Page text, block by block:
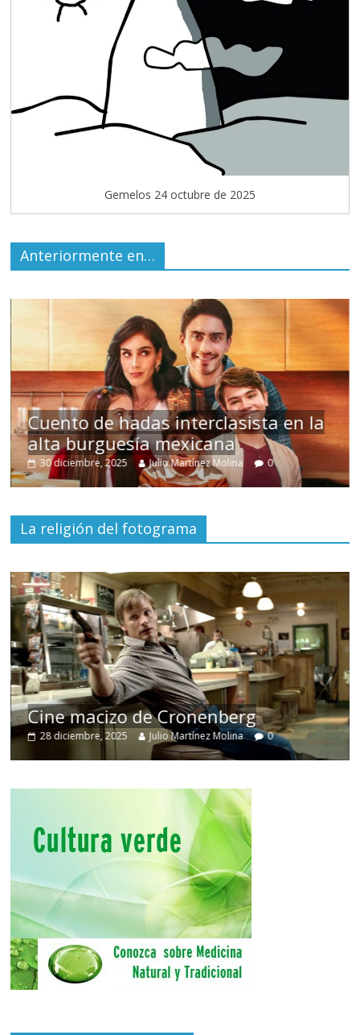
Gemelos 24 octubre de 2025
Anteriormente en…
Cuento de hadas interclasista en la
alta burguesía mexicana
30 diciembre, 2025 Julio Martínez Molina 0
La religión del fotograma
Cine macizo de Cronenberg
28 diciembre, 2025 Julio Martínez Molina 0